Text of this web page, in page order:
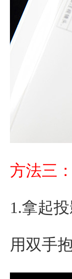
方法三
1.拿起
用双手